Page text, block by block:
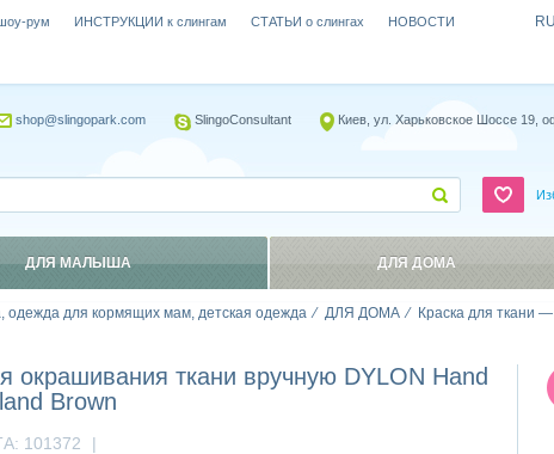
одежда для кормящих мам, детская одежда ДЛЯ ДОМА
Краска для ткани
окрашивания ткани вручную DYLON Hand
Brown
101372 |
рум ИНСТРУКЦИИ к слингам СТАТЬИ о слингах НОВОСТИ RU
shop@slingopark.com SlingoConsultant Киев, ул. Харьковское Шоссе 19,
ДЛЯ МАЛЫША ДЛЯ ДОМА